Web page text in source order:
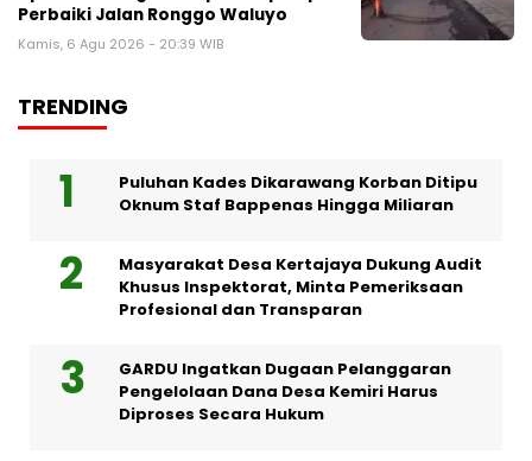
Perbaiki Jalan Ronggo Waluyo
Kamis, 6 Agu 2026 - 20:39 WIB
TRENDING
Puluhan Kades Dikarawang Korban Ditipu
Oknum Staf Bappenas Hingga Miliaran
Masyarakat Desa Kertajaya Dukung Audit
Khusus Inspektorat, Minta Pemeriksaan
Profesional dan Transparan
GARDU Ingatkan Dugaan Pelanggaran
Pengelolaan Dana Desa Kemiri Harus
Diproses Secara Hukum